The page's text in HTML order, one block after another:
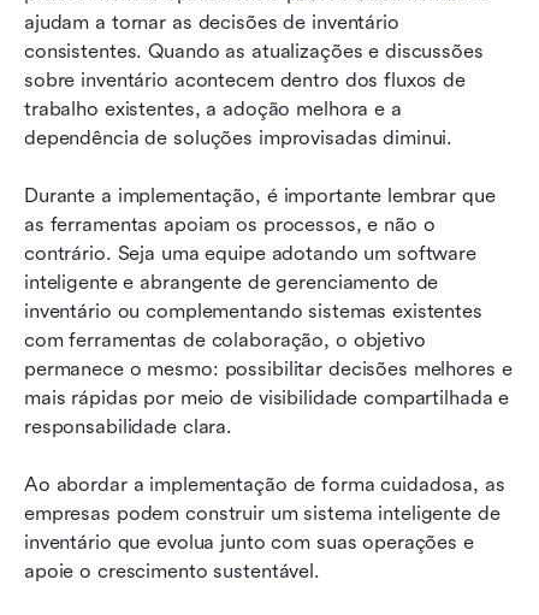
ajudam a tornar as decisões de inventário
consistentes. Quando as atualizações e discussões
sobre inventário acontecem dentro dos fluxos de
trabalho existentes, a adoção melhora e a
dependência de soluções improvisadas diminui.
Durante a implementação, é importante lembrar que
as ferramentas apoiam os processos, e não o
contrário. Seja uma equipe adotando um software
inteligente e abrangente de gerenciamento de
inventário ou complementando sistemas existentes
com ferramentas de colaboração, o objetivo
permanece o mesmo: possibilitar decisões melhores e
mais rápidas por meio de visibilidade compartilhada e
responsabilidade clara.
Ao abordar a implementação de forma cuidadosa, as
empresas podem construir um sistema inteligente de
inventário que evolua junto com suas operações e
apoie o crescimento sustentável.